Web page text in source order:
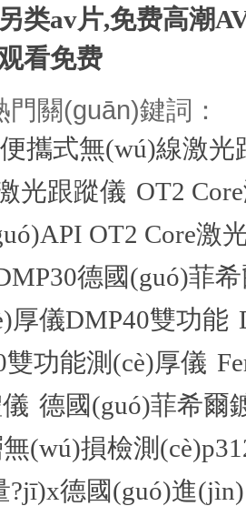
类av片,免费高潮
看免费
門關(guān)鍵詞：
攜式無(wú)線激光
光跟蹤儀 OT2
OT2 Core激
德國(guó)菲
厚儀DMP40雙功能
雙功能測(cè)厚儀
德國(guó)菲希爾
(wú)損檢測
?jī)x德國(guó)進